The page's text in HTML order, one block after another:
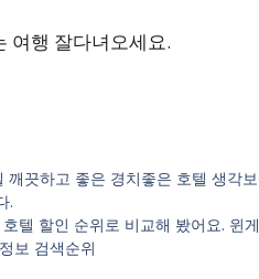
여행 잘다녀오세요.
끗하고 좋은 경치좋은 호텔 생각
.
텔 할인 순위로 비교해 봤어요. 윈
보 검색순위